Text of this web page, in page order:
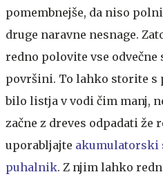
pomembnejše, da niso
druge naravne nesnage.
redno polovite vse
površini. To lahko storite s
bilo listja v vodi čim manj,
začne z dreves odpadati že
uporabljajte akumulatorski
puhalnik. Z njim lahko